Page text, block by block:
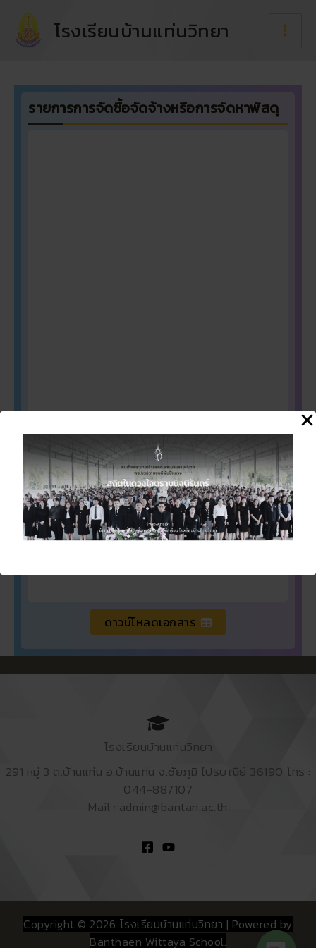
content
โรงเรียนบ้านแท่นวิทยา
รายการการจัดซื้อจัดจ้างหรือการจัดหาพัสดุ
ดาวน์โหลดเอกสาร
โรงเรียนบ้านแท่นวิทยา
291 หมู่ 3 ต.บ้านแท่น อ.บ้านแท่น จ.ชัยภูมิ ไปรษณีย์ 36190 โทร :
044-887107
Mail : admin@bantan.ac.th
Copyright © 2026 โรงเรียนบ้านแท่นวิทยา | Powered by
Banthaen Wittaya School.